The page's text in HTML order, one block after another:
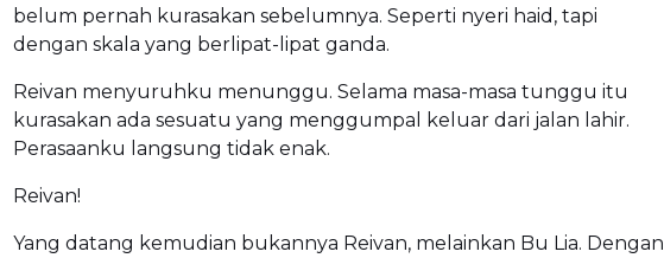
belum pernah kurasakan sebelumnya. Seperti nyeri haid, tapi
dengan skala yang berlipat-lipat ganda.
Reivan menyuruhku menunggu. Selama masa-masa tunggu itu
kurasakan ada sesuatu yang menggumpal keluar dari jalan lahir.
Perasaanku langsung tidak enak.
Reivan!
Yang datang kemudian bukannya Reivan, melainkan Bu Lia. Dengan